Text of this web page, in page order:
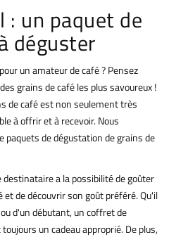
: un paquet de
déguster
un amateur de café ? Pensez
grains de café les plus savoureux !
de café est non seulement très
à offrir et à recevoir. Nous
paquets de dégustation de grains de
a la possibilité de goûter
de découvrir son goût préféré. Qu'il
d'un débutant, un coffret de
un cadeau approprié. De plus,